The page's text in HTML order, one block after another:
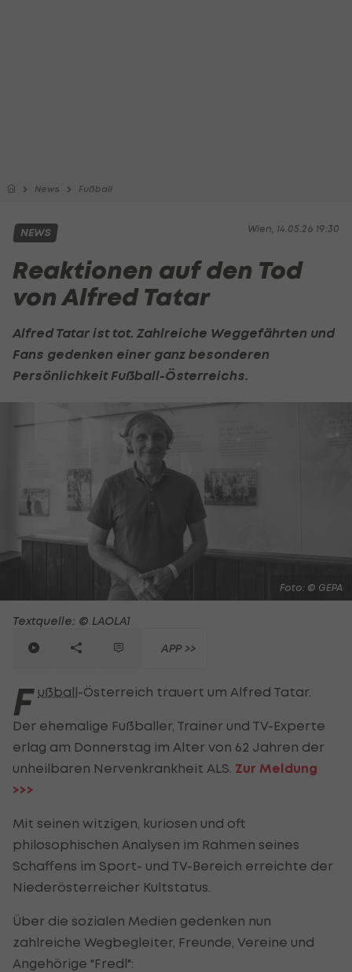
News Fußball
Wien, 14.05.26 19:30
NEWS
Reaktionen auf den Tod
von Alfred Tatar
Alfred Tatar ist tot. Zahlreiche Weggefährten und
Fans gedenken einer ganz besonderen
Persönlichkeit Fußball-Österreichs.
Foto: © GEPA
Textquelle: © LAOLA1
APP >>
F ußball-Österreich trauert um Alfred Tatar.
Der ehemalige Fußballer, Trainer und TV-Experte
erlag am Donnerstag im Alter von 62 Jahren der
unheilbaren Nervenkrankheit ALS. Zur Meldung
>>>
Mit seinen witzigen, kuriosen und oft
philosophischen Analysen im Rahmen seines
Schaffens im Sport- und TV-Bereich erreichte der
Niederösterreicher Kultstatus.
Über die sozialen Medien gedenken nun
zahlreiche Wegbegleiter, Freunde, Vereine und
Angehörige "Fredl":